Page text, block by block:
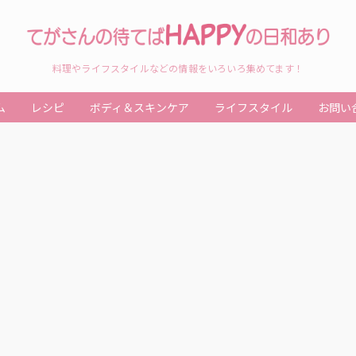
料理やライフスタイルなどの情報をいろいろ集めてます！
レシピ ボディ＆スキンケア ライフスタイル お問い